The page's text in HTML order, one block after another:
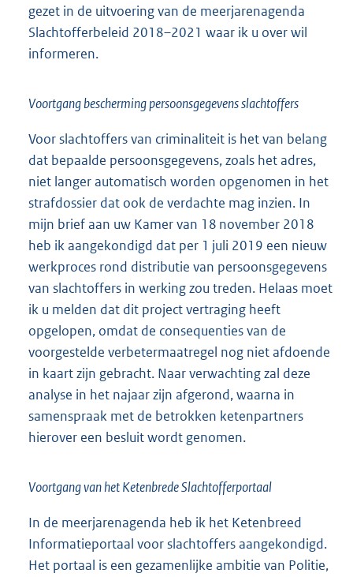
gezet in de uitvoering van de meerjarenagenda
Slachtofferbeleid 2018–2021 waar ik u over wil
informeren.
Voortgang bescherming persoonsgegevens slachtoffers
Voor slachtoffers van criminaliteit is het van belang
dat bepaalde persoonsgegevens, zoals het adres,
niet langer automatisch worden opgenomen in het
strafdossier dat ook de verdachte mag inzien. In
mijn brief aan uw Kamer van 18 november 2018
heb ik aangekondigd dat per 1 juli 2019 een nieuw
werkproces rond distributie van persoonsgegevens
van slachtoffers in werking zou treden. Helaas moet
ik u melden dat dit project vertraging heeft
opgelopen, omdat de consequenties van de
voorgestelde verbetermaatregel nog niet afdoende
in kaart zijn gebracht. Naar verwachting zal deze
analyse in het najaar zijn afgerond, waarna in
samenspraak met de betrokken ketenpartners
hierover een besluit wordt genomen.
Voortgang van het Ketenbrede Slachtofferportaal
In de meerjarenagenda heb ik het Ketenbreed
Informatieportaal voor slachtoffers aangekondigd.
Het portaal is een gezamenlijke ambitie van Politie,